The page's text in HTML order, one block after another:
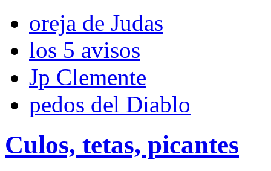
oreja de Judas
los 5 avisos
Jp Clemente
pedos del Diablo
Culos, tetas, picantes